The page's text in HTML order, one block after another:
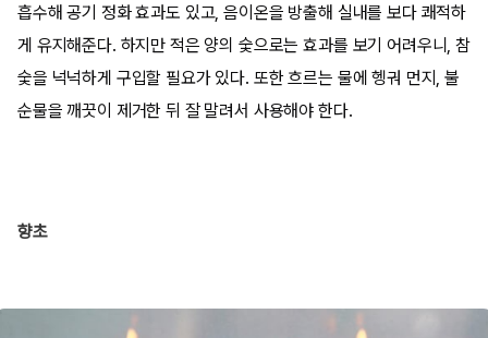
흡수해 공기 정화 효과도 있고, 음이온을 방출해 실내를 보다 쾌적하
게 유지해준다. 하지만 적은 양의 숯으로는 효과를 보기 어려우니, 참
숯을 넉넉하게 구입할 필요가 있다. 또한 흐르는 물에 헹궈 먼지, 불
순물을 깨끗이 제거한 뒤 잘 말려서 사용해야 한다.
향초